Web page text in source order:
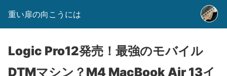
重い扉の向こうには
Logic Pro12発売！最強のモバイル
DTMマシン？M4 MacBook Air 13イ